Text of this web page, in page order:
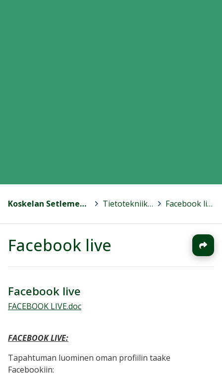
Koskelan Setlementti Tietotekniikka > Facebook live
Facebook live
Facebook live
FACEBOOK LIVE.doc
FACEBOOK LIVE:
Tapahtuman luominen oman profiilin taake
Facebookiin: